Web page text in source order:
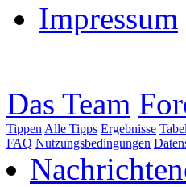
Impressum
Das Team
Tippen Alle Tipps Ergebnisse
FAQ Nutzungsbedingungen